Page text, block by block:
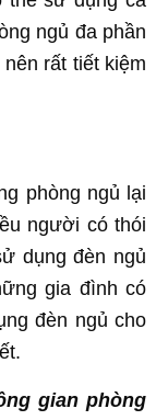
ngủ đa phần
rất tiết kiệm
phòng ngủ lại
người có thói
dụng đèn ngủ
gia đình có
đèn ngủ cho
gian phòng